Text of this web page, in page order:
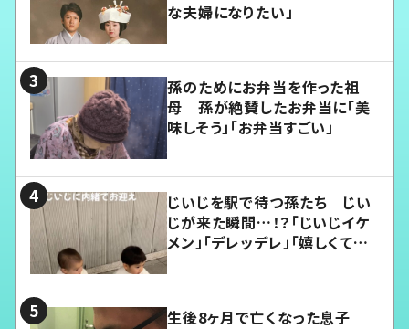
な夫婦になりたい」
孫のためにお弁当を作った祖
母 孫が絶賛したお弁当に「美
味しそう」「お弁当すごい」
じいじを駅で待つ孫たち じい
じが来た瞬間…！？「じいじイケ
メン」「デレッデレ」「嬉しくて可
生後8ヶ月で亡くなった息子